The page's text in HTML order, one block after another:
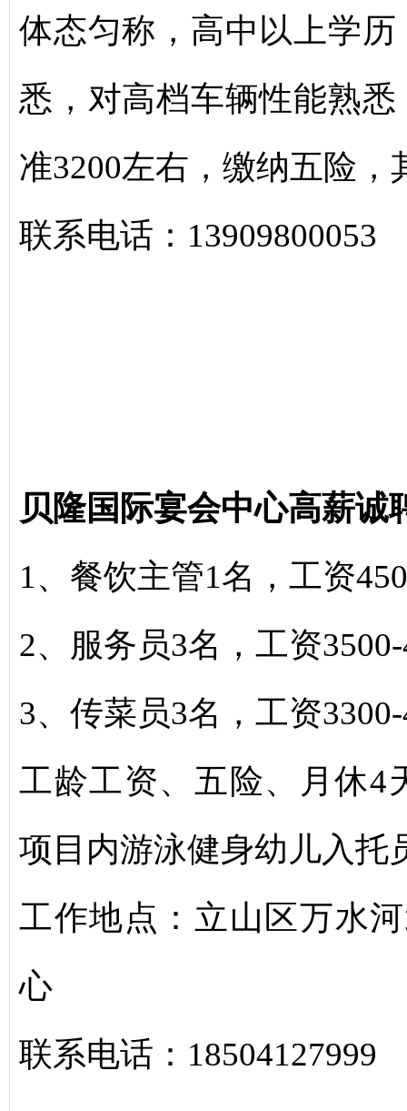
体态匀称，高中以上学
悉，对高档车辆性能熟
准3200左右，缴纳五险，
联系电话：13909800053
贝隆国际宴会中心高薪诚
1、餐饮主管1名，工资
2、服务员3名，工资
3、传菜员3名，工资
工龄工资、五险、月休4
项目内游泳健身幼儿入托
工作地点：立山区万水
心
联系电话：18504127999